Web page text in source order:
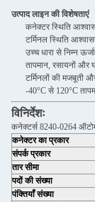
उत्पाद लाइन की विशेषताएं
कनेक्टर स्थिति
टर्मिनल स्थिति
उच्च धारा से निम्न
तापमान, रसायनों और
टर्मिनलों की मजबूती
-40°C से 120°C
विनिर्देशः
कनेक्टर्स 8240-0264
कनेक्टर का प्रकार
संपर्क प्रकार
तार सीमा
पदों की संख्या
पंक्तियाँ संख्या